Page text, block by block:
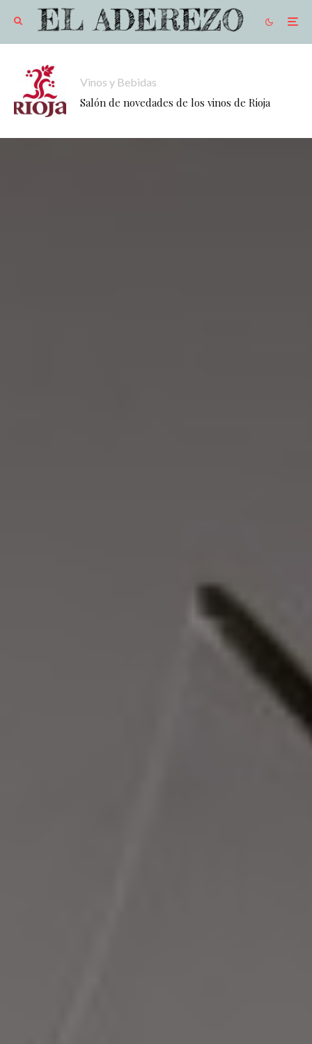
Vinos y Bebidas
Salón de novedades de los vinos de Rioja